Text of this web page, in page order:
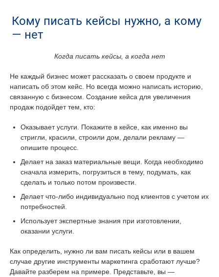
Кому писать кейсы нужно, а кому
— нет
Когда писать кейсы, а когда нет
Не каждый бизнес может рассказать о своем продукте и
написать об этом кейс. Но всегда можно написать историю,
связанную с бизнесом. Создание кейса для увеличения
продаж подойдет тем, кто:
Оказывает услуги. Покажите в кейсе, как именно вы
стригли, красили, строили дом, делали рекламу —
опишите процесс.
Делает на заказ материальные вещи. Когда необходимо
сначала измерить, погрузиться в тему, подумать, как
сделать и только потом произвести.
Делает что-либо индивидуально под клиентов с учетом их
потребностей.
Использует экспертные знания при изготовлении,
оказании услуги.
Как определить, нужно ли вам писать кейсы или в вашем
случае другие инструменты маркетинга сработают лучше?
Давайте разберем на примере. Представьте, вы —